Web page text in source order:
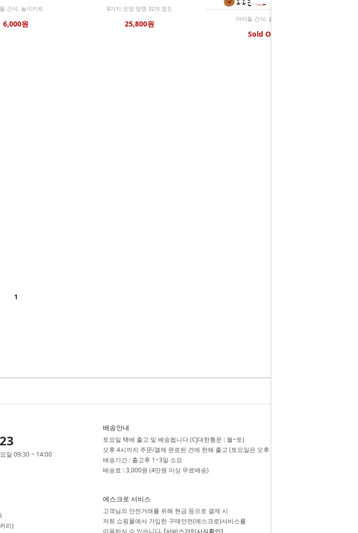
간식, 놀이키트
6,000원
8가지 모양 양갱 32개 정도
25,800원
아이들 간식, 놀이키트
Sold Out
1
일 09:30 ~ 14:00
리)
배송안내
토요일 택배 출고 및 배송됩니다 (CJ대한통운 : 월~토)
오후 4시까지 주문/결제 완료된 건에 한해 출고 (토요일은 오후 1시 마감)
배송기간 : 출고후 1~3일 소요
배송료 : 3,000원 (4만원 이상 무료배송)
에스크로 서비스
고객님의 안전거래를 위해 현금 등으로 결제 시
저희 쇼핑몰에서 가입한 구매안전(에스크로)서비스를
이용하실 수 있습니다. [서비스가입사실확인]